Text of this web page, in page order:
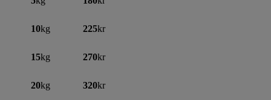
10kg 225kr
15kg 270kr
20kg 320kr